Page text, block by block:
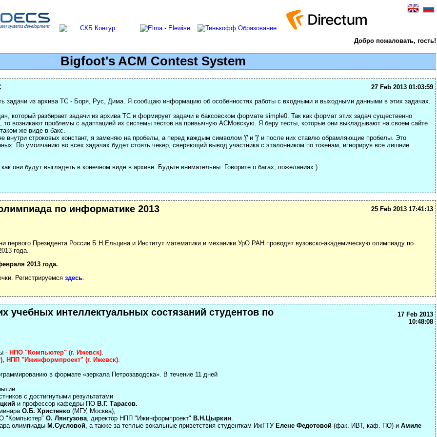
Добро пожаловать, гость!
Bigfoot's ACM Contest System
27 Feb 2013 01:03:59
задачи из архива TC - Боря, Рус, Дима. Я сообщаю информацию об особенностях работы с входными и выходными данными в этих задачах.
который разбирает задачи из архива TC и формирует задачи в баксовском формате simple0. Так как формат этих задач существенно
то возникают проблемы с адаптацией их системы тестов на привычную АСМовскую. Я беру тесты, которые они выкладывают на своем сайте
же виде в бакс.
внутри строковых констант, я заменяю на пробелы, а перед каждым символом '{' и '}' и после них ставлю обрамляющие пробелы. Это
По умолчанию во всех задачах будет стоять чекер, сверяющий вывод участника с эталонником по токенам, игнорируя все лишние
они будут выглядеть в конечном виде в архиве. Будьте внимательны. Говорите о багах, пожеланиях:)
по информатике 2013 25 Feb 2013 17:41:13
первого Президента России Б.Н.Ельцина и Институт математики и механики УрО РАН проводят вузовско-академическую олимпиаду по
года.
2013 года.
Регистрируемся здесь.
учебных интеллектуальных состязаний студентов по
17 Feb 2013
10:48:08
- НПО "Компьютер" (г. Ижевск).
НПП "Ижинформпроект" (г. Ижевск).
в формате «зеркала Петрозаводска». В течение 11 дней
с достигнутыми результатами
и профессор кафедры ПО В.Г. Тарасов.
О.Б. Христенко (МГУ, Москва),
"Компьютер" О. Лянгузова, директор НПП "Ижинформпроект" В.Н.Цыркин.
олимпиады М.Сусловой, а также за теплые вокальные приветствия студенткам ИжГТУ Елене Федотовой (фак. ИВТ, каф. ПО) и Амиле